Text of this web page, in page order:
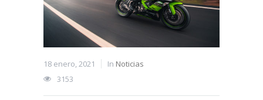
18 enero, 2021 In Noticias
3153